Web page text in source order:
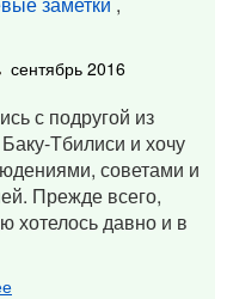
сентябрь 2016
с подругой из
Тбилиси и хочу
советами и
Прежде всего,
хотелось давно и в